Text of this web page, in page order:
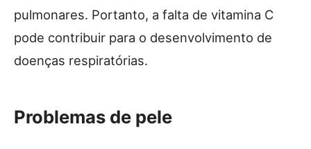
pulmonares. Portanto, a falta de vitamina C
pode contribuir para o desenvolvimento de
doenças respiratórias.
Problemas de pele